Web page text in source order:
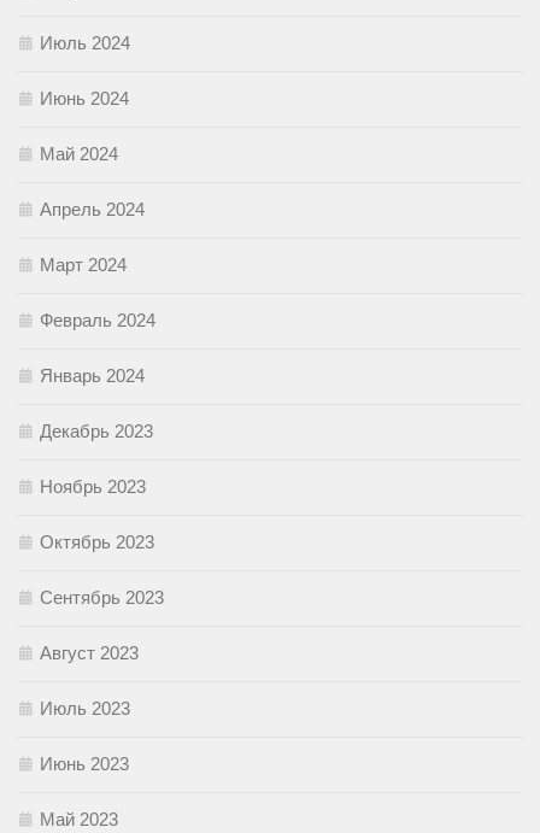
Июль 2024
Июнь 2024
Май 2024
Апрель 2024
Март 2024
Февраль 2024
Январь 2024
Декабрь 2023
Ноябрь 2023
Октябрь 2023
Сентябрь 2023
Август 2023
Июль 2023
Июнь 2023
Май 2023